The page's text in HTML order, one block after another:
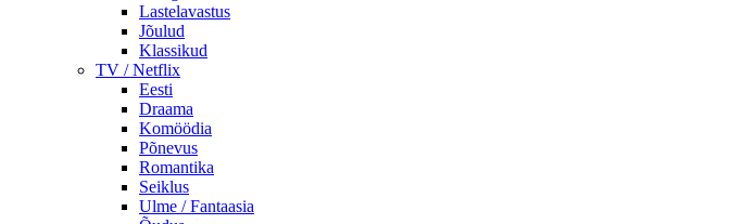
Lastelavastus
Jõulud
Klassikud
TV / Netflix
Eesti
Draama
Komöödia
Põnevus
Romantika
Seiklus
Ulme / Fantaasia